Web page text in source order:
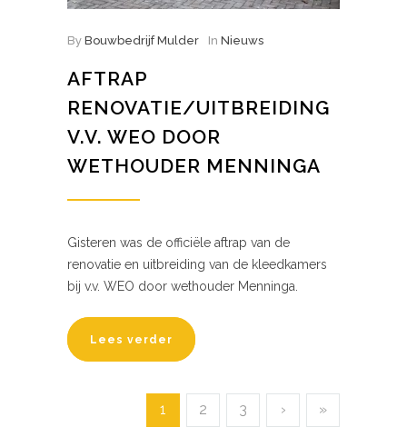
By Bouwbedrijf Mulder In Nieuws
AFTRAP
RENOVATIE/UITBREIDING
V.V. WEO DOOR
WETHOUDER MENNINGA
Gisteren was de officiële aftrap van de
renovatie en uitbreiding van de kleedkamers
bij v.v. WEO door wethouder Menninga.
Lees verder
1 2 3 › »